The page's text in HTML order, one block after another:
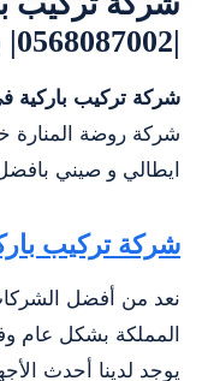
|0568087002| باركية خشب
شركة تركيب باركية
شركة روضة
ايطالي و صيني
شركة تركيب
نعد من أفضل
المملكة بشكل عام
يوجد لدينا أحدث